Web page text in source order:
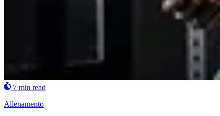
7 min read
Allenamento